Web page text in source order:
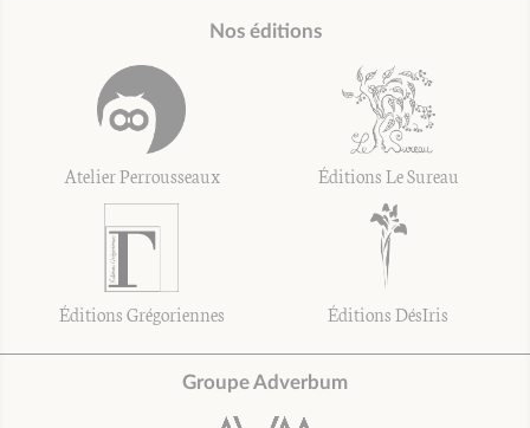
Nos éditions
Atelier Perrousseaux Éditions Le Sureau
Éditions Grégoriennes Éditions DésIris
Groupe Adverbum